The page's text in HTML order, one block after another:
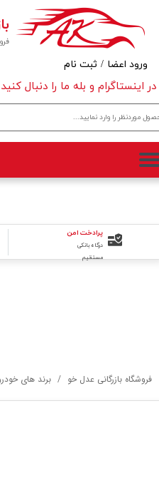
در اینستاگرام و بله ما را دنبال کنید
ورود اعضا / ثبت نام
حساب کاربری من
تغییر گذر واژه
سفارشات
خروج از حساب کاربری
فروشگاه بازرگانی عدل خو برند های
پرادخت امن
درگاه بانکی
مستقیم